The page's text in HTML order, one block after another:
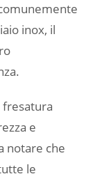
inox, il
fresatura
e
notare che
le